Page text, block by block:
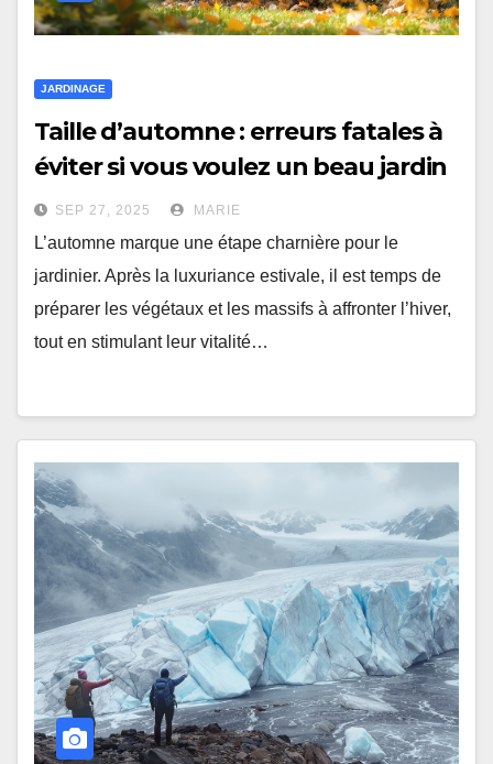
JARDINAGE
Taille d’automne : erreurs fatales à
éviter si vous voulez un beau jardin
au printemps
SEP 27, 2025 MARIE
L’automne marque une étape charnière pour le
jardinier. Après la luxuriance estivale, il est temps de
préparer les végétaux et les massifs à affronter l’hiver,
tout en stimulant leur vitalité…